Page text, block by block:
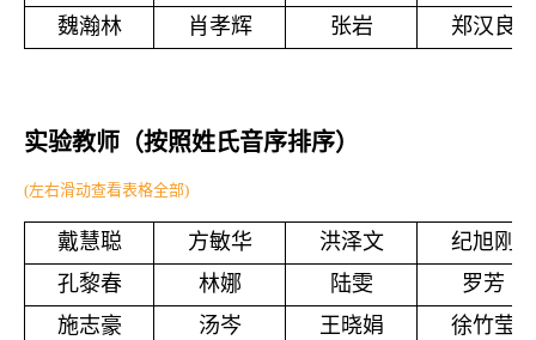
魏瀚林
肖孝辉 张岩 郑汉良
实验教师 （按照姓氏音序排序）
(左右滑动查看表格全部)
戴慧聪 方敏华 洪泽文
纪旭刚
孔黎春
林娜 陆雯
罗芳
施志豪
汤岑 王晓娟 徐竹莹